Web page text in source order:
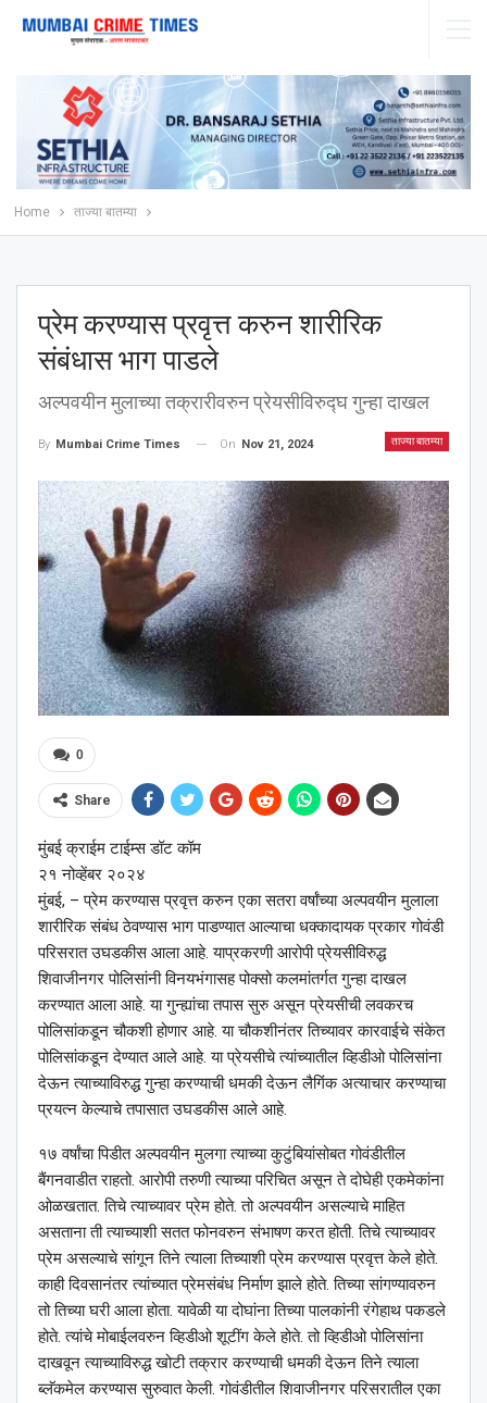
Home ताज्या बातम्या
प्रेम करण्यास प्रवृत्त करुन शारीरिक
संबंधास भाग पाडले
अल्पवयीन मुलाच्या तक्रारीवरुन प्रेयसीविरुद्घ गुन्हा दाखल
ताज्या बातम्या
By Mumbai Crime Times On Nov 21, 2024
0
Share
मुंबई क्राईम टाईम्स डॉट कॉम
२१ नोव्हेंबर २०२४
मुंबई, – प्रेम करण्यास प्रवृत्त करुन एका सतरा वर्षांच्या अल्पवयीन मुलाला
शारीरिक संबंध ठेवण्यास भाग पाडण्यात आल्याचा धक्कादायक प्रकार गोवंडी
परिसरात उघडकीस आला आहे. याप्रकरणी आरोपी प्रेयसीविरुद्ध
शिवाजीनगर पोलिसांनी विनयभंगासह पोक्सो कलमांतर्गत गुन्हा दाखल
करण्यात आला आहे. या गुन्ह्यांचा तपास सुरु असून प्रेयसीची लवकरच
पोलिसांकडून चौकशी होणार आहे. या चौकशीनंतर तिच्यावर कारवाईचे संकेत
पोलिसांकडून देण्यात आले आहे. या प्रेयसीचे त्यांच्यातील व्हिडीओ पोलिसांना
देऊन त्याच्याविरुद्ध गुन्हा करण्याची धमकी देऊन लैगिंक अत्याचार करण्याचा
प्रयत्न केल्याचे तपासात उघडकीस आले आहे.
१७ वर्षांचा पिडीत अल्पवयीन मुलगा त्याच्या कुटुंबियांसोबत गोवंडीतील
बैंगनवाडीत राहतो. आरोपी तरुणी त्याच्या परिचित असून ते दोघेही एकमेकांना
ओळखतात. तिचे त्याच्यावर प्रेम होते. तो अल्पवयीन असल्याचे माहित
असताना ती त्याच्याशी सतत फोनवरुन संभाषण करत होती. तिचे त्याच्यावर
प्रेम असल्याचे सांगून तिने त्याला तिच्याशी प्रेम करण्यास प्रवृत्त केले होते.
काही दिवसानंतर त्यांच्यात प्रेमसंबंध निर्माण झाले होते. तिच्या सांगण्यावरुन
तो तिच्या घरी आला होता. यावेळी या दोघांना तिच्या पालकांनी रंगेहाथ पकडले
होते. त्यांचे मोबाईलवरुन व्हिडीओ शूटींग केले होते. तो व्हिडीओ पोलिसांना
दाखवून त्याच्याविरुद्ध खोटी तक्रार करण्याची धमकी देऊन तिने त्याला
ब्लॅकमेल करण्यास सुरुवात केली. गोवंडीतील शिवाजीनगर परिसरातील एका